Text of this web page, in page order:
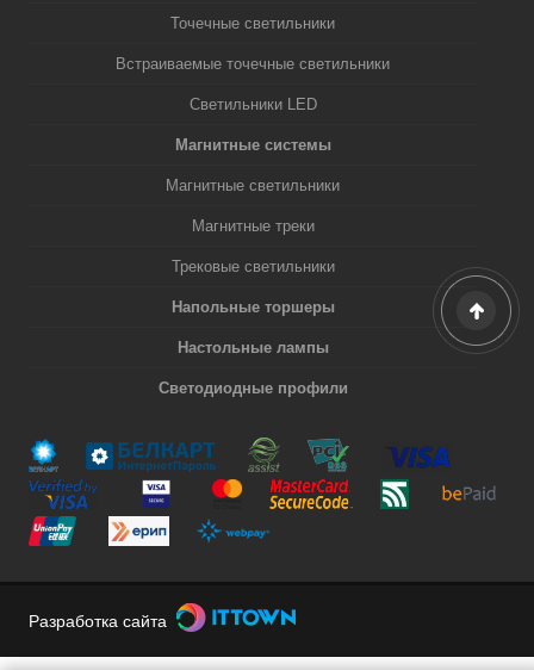
Точечные светильники
Встраиваемые точечные светильники
Светильники LED
Магнитные системы
Магнитные светильники
Магнитные треки
Трековые светильники
Напольные торшеры
Настольные лампы
Светодиодные профили
Разработка сайта